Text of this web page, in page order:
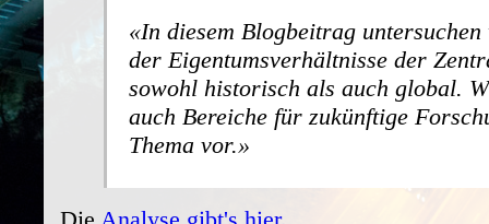
In diesem Blogbeitrag
der Eigentumsverhältnisse der
sowohl historisch als auch global.
auch Bereiche für zukünftige
Thema vor.